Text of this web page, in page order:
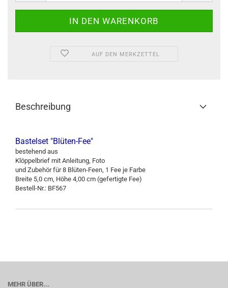
AUF DEN MERKZETTEL
Beschreibung
Bastelset "Blüten-Fee"
bestehend aus
Klöppelbrief mit Anleitung, Foto
und Zubehör für 8 Blüten-Feen, 1 Fee je Farbe
Breite 5,0 cm, Höhe 4,00 cm (gefertigte Fee)
Bestell-Nr.: BF567
MEHR ÜBER...